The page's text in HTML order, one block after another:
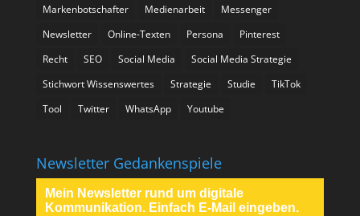
Markenbotschafter
Medienarbeit
Messenger
Newsletter
Online-Texten Persona
Pinterest
Recht
SEO Social Media
Social Media Strategie
Stichwort Wissenswertes
Strategie Studie
TikTok
Tool
Twitter WhatsApp Youtube
Newsletter Gedankenspiele
Mein Newsletter rund um digitale
Kommunikation. Einfach E-Mail eingeben.